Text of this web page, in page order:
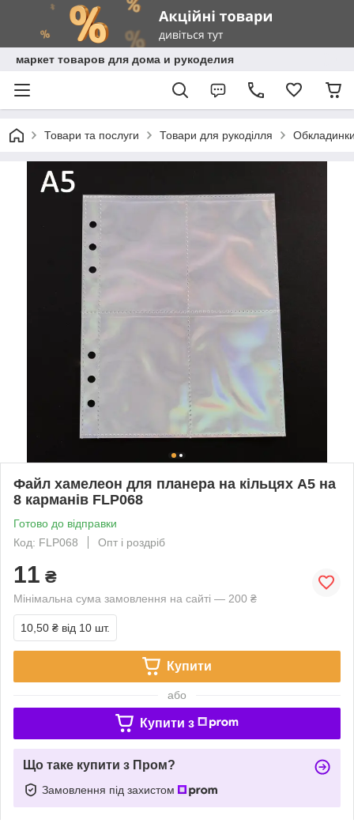
маркет товаров для дома и рукоделия
Товари та послуги Товари для рукоділля
Файл хамелеон для планера на кільцях А5 на
8 карманів FLP068
Готово до відправки
Код: FLP068
Опт і роздріб
11 ₴
Мінімальна сума замовлення на сайті — 200 ₴
10,50 ₴ від 10 шт.
Купити
або
Купити з
Що таке купити з Пром?
Замовлення під захистом